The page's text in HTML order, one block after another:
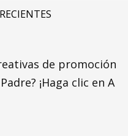
Rams: Observaciones
de otoño